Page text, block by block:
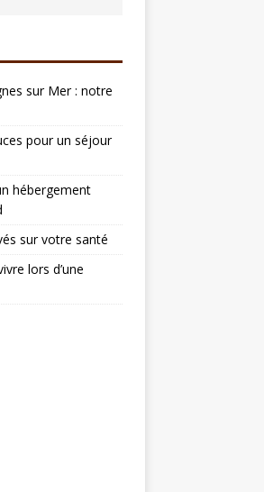
sur Mer : notre
pour un séjour
hébergement
sur votre santé
lors d’une